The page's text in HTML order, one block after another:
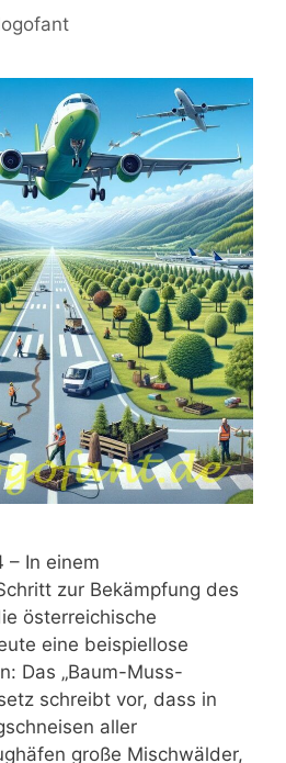
– In einem
zur Bekämpfung des
österreichische
eine beispiellose
Das „Baum-Muss-
schreibt vor, dass in
aller
große Mischwälder,